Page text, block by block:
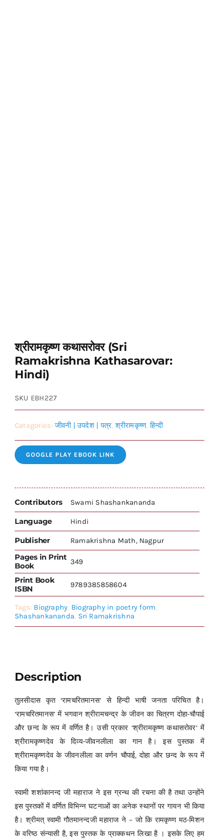
श्रीरामकृष्ण कथासरोवर (Sri
Ramakrishna Kathasarovar:
Hindi)
SKU EBH227
Categories:जीवनी | उपदेश | पत्र,श्रीरामकृष्ण,हिन्दी
GOOGLE PLAY EBOOK LINK
Contributors Swami Shashankananda
Language Hindi
Publisher Ramakrishna Math, Nagpur
Pages in Print
Book
349
Print Book
ISBN
9789385858604
Tags: Biography, Biography in poetry form,
Shashankananda, Sri Ramakrishna
Description
तुलसीदास कृत ‘रामचरितमानस’ से हिन्दी भाषी जनता परिचित है।
‘रामचरितमानस’ में भगवान श्रीरामचन्द्र के जीवन का चित्रण दोहा-चौपाई
और छन्द के रूप में वर्णित है। उसी प्रकार ‘श्रीरामकृष्ण कथासरोवर’ में
श्रीरामकृष्णदेव के दिव्य-जीवनलीला का गान है। इस पुस्तक में
श्रीरामकृष्णदेव के जीवनलीला का वर्णन चौपाई, दोहा और छन्द के रूप में
किया गया है।
स्वामी शशांकानन्द जी महाराज ने इस ग्रन्थ की रचना की है तथा उन्होंने
इस पुस्तकों में वर्णित विभिन्न घटनाओं का अनेक स्थानों पर गायन भी किया
है। श्रीमत् स्वामी गौतमानन्दजी महाराज ने – जो कि रामकृष्ण मठ-मिशन
के वरिष्ठ संन्यासी है, इस पुस्तक के प्राक्कथन लिखा है । इसके लिए हम